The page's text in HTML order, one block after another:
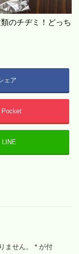
のチヂミ！どっち
ェア
Pocket
LINE
ません。 * が付